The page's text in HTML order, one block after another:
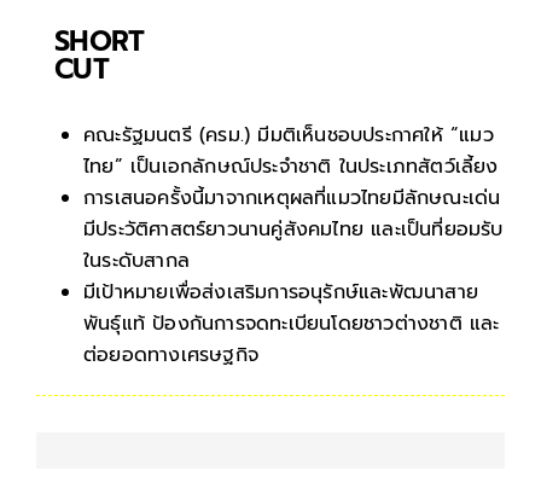
SHORT
CUT
คณะรัฐมนตรี (ครม.) มีมติเห็นชอบประกาศให้ “แมว
ไทย” เป็นเอกลักษณ์ประจำชาติ ในประเภทสัตว์เลี้ยง
การเสนอครั้งนี้มาจากเหตุผลที่แมวไทยมีลักษณะเด่น
มีประวัติศาสตร์ยาวนานคู่สังคมไทย และเป็นที่ยอมรับ
ในระดับสากล
มีเป้าหมายเพื่อส่งเสริมการอนุรักษ์และพัฒนาสาย
พันธุ์แท้ ป้องกันการจดทะเบียนโดยชาวต่างชาติ และ
ต่อยอดทางเศรษฐกิจ